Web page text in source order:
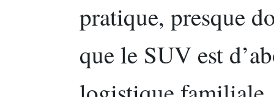
pratique, presque
que le SUV est